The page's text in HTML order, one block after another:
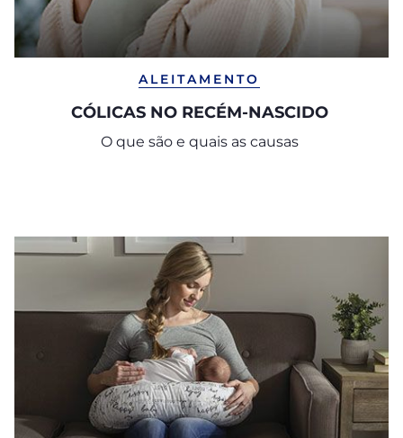
ALEITAMENTO
CÓLICAS NO RECÉM-NASCIDO
O que são e quais as causas